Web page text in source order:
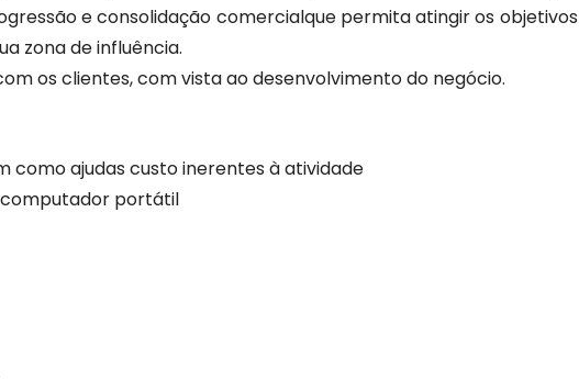
e consolidação comercialque permita atingir os objetivos
zona de influência.
os clientes, com vista ao desenvolvimento do negócio.
como ajudas custo inerentes à atividade
computador portátil